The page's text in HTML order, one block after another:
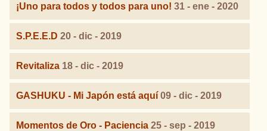
¡Uno para todos y todos para uno! 31 - ene - 2020
S.P.E.E.D 20 - dic - 2019
Revitaliza 18 - dic - 2019
GASHUKU - Mi Japón está aquí 09 - dic - 2019
Momentos de Oro - Paciencia 25 - sep - 2019